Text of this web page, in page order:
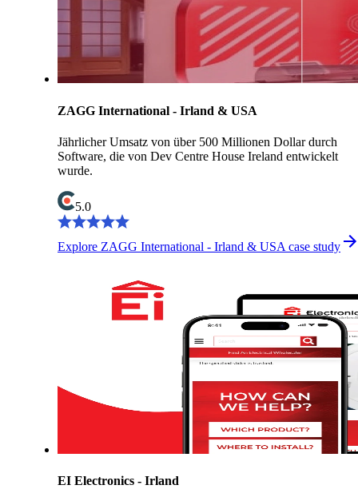
ZAGG International - Irland & USA
Jährlicher Umsatz von über 500 Millionen Dollar durch
Software, die von Dev Centre House Ireland entwickelt
wurde.
5.0
Explore ZAGG International - Irland & USA case study
EI Electronics - Irland